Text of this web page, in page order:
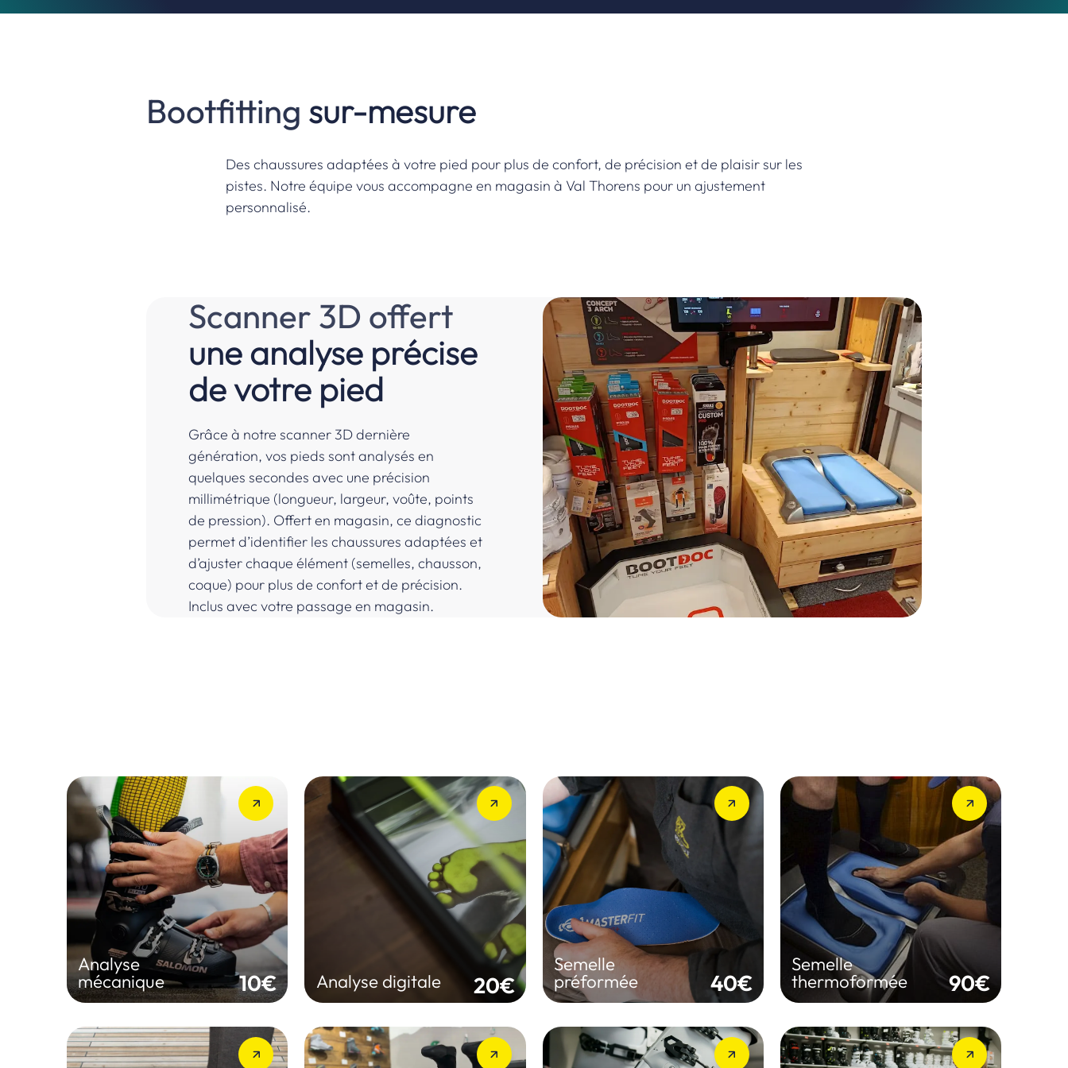
Bootfitting sur-mesure
Des chaussures adaptées à votre pied pour plus de confort, de précision et de plaisir sur les
pistes. Notre équipe vous accompagne en magasin à Val Thorens pour un ajustement
personnalisé.
Scanner 3D offert
une analyse précise
de votre pied
Grâce à notre scanner 3D dernière
génération, vos pieds sont analysés en
quelques secondes avec une précision
millimétrique (longueur, largeur, voûte, points
de pression). Offert en magasin, ce diagnostic
permet d’identifier les chaussures adaptées et
d’ajuster chaque élément (semelles, chausson,
coque) pour plus de confort et de précision.
Inclus avec votre passage en magasin.
Analyse
mécanique 10€
Analyse
mécanique
Analyse de vos appuis et de
votre posture
RÉSERVER
Analyse digitale 20€
Analyse digitale
Analyse précise du pied pour
un réglage optimal
Semelle
préformée 40€
Semelle
préformée
Améliore le confort et le
maintien du pied
RÉSERVER Semelle
thermoformée 90€
Semelle thermoformée
Semelle sur mesure pour un
maintien maximal
RÉSERVER